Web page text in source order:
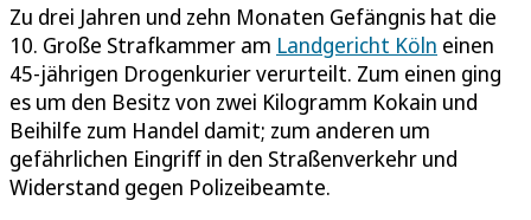
Zu drei Jahren und zehn Monaten Gefängnis hat die
10. Große Strafkammer am Landgericht Köln einen
45-jährigen Drogenkurier verurteilt. Zum einen ging
es um den Besitz von zwei Kilogramm Kokain und
Beihilfe zum Handel damit; zum anderen um
gefährlichen Eingriff in den Straßenverkehr und
Widerstand gegen Polizeibeamte.